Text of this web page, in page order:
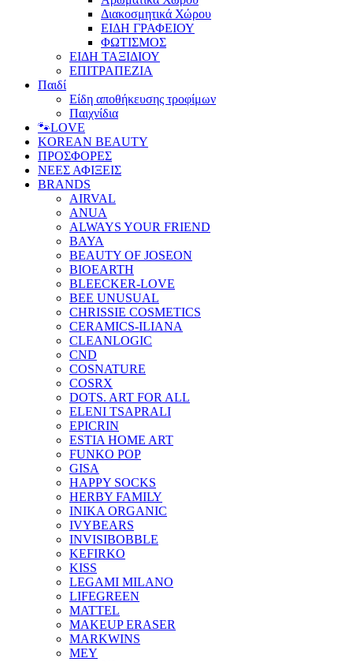
Διακοσμητικά Χώρου
ΕΙΔΗ ΓΡΑΦΕΙΟΥ
ΦΩΤΙΣΜΟΣ
ΕΙΔΗ ΤΑΞΙΔΙΟΥ
ΕΠΙΤΡΑΠΕΖΙΑ
Παιδί
Είδη αποθήκευσης τροφίμων
Παιχνίδια
🐾LOVE
KOREAN BEAUTY
ΠΡΟΣΦΟΡΕΣ
ΝΕΕΣ ΑΦΙΞΕΙΣ
BRANDS
AIRVAL
ANUA
ALWAYS YOUR FRIEND
BAYA
BEAUTY OF JOSEON
BIOEARTH
BLEECKER-LOVE
BEE UNUSUAL
CHRISSIE COSMETICS
CERAMICS-ILIANA
CLEANLOGIC
CND
COSNATURE
COSRX
DOTS. ART FOR ALL
ELENI TSAPRALI
EPICRIN
ESTIA HOME ART
FUNKO POP
GISA
HAPPY SOCKS
HERBY FAMILY
INIKA ORGANIC
IVYBEARS
INVISIBOBBLE
KEFIRKO
KISS
LEGAMI MILANO
LIFEGREEN
MATTEL
MAKEUP ERASER
MARKWINS
MEY